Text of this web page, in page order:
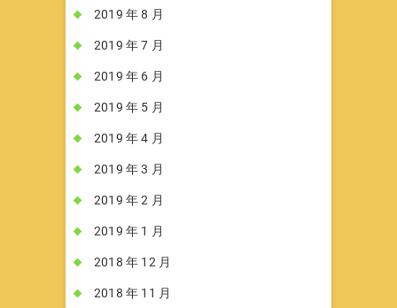
2019 年 8 月
2019 年 7 月
2019 年 6 月
2019 年 5 月
2019 年 4 月
2019 年 3 月
2019 年 2 月
2019 年 1 月
2018 年 12 月
2018 年 11 月